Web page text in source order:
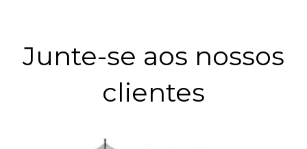
Junte-se aos nossos
clientes